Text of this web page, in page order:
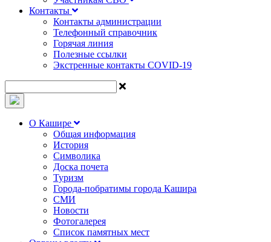
Контакты
Контакты администрации
Телефонный справочник
Горячая линия
Полезные ссылки
Экстренные контакты COVID-19
О Кашире
Общая информация
История
Символика
Доска почета
Туризм
Города-побратимы города Кашира
СМИ
Новости
Фотогалерея
Список памятных мест